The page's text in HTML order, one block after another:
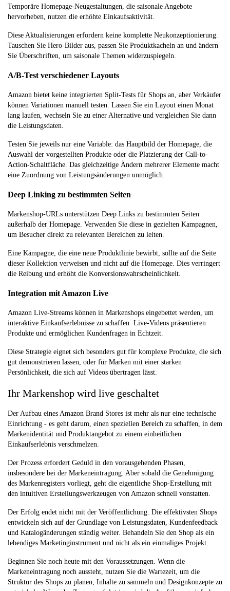
Temporäre Homepage-Neugestaltungen, die saisonale Angebote
hervorheben, nutzen die erhöhte Einkaufsaktivität.
Diese Aktualisierungen erfordern keine komplette Neukonzeptionierung.
Tauschen Sie Hero-Bilder aus, passen Sie Produktkacheln an und ändern
Sie Überschriften, um saisonale Themen widerzuspiegeln.
A/B-Test verschiedener Layouts
Amazon bietet keine integrierten Split-Tests für Shops an, aber Verkäufer
können Variationen manuell testen. Lassen Sie ein Layout einen Monat
lang laufen, wechseln Sie zu einer Alternative und vergleichen Sie dann
die Leistungsdaten.
Testen Sie jeweils nur eine Variable: das Hauptbild der Homepage, die
Auswahl der vorgestellten Produkte oder die Platzierung der Call-to-
Action-Schaltfläche. Das gleichzeitige Ändern mehrerer Elemente macht
eine Zuordnung von Leistungsänderungen unmöglich.
Deep Linking zu bestimmten Seiten
Markenshop-URLs unterstützen Deep Links zu bestimmten Seiten
außerhalb der Homepage. Verwenden Sie diese in gezielten Kampagnen,
um Besucher direkt zu relevanten Bereichen zu leiten.
Eine Kampagne, die eine neue Produktlinie bewirbt, sollte auf die Seite
dieser Kollektion verweisen und nicht auf die Homepage. Dies verringert
die Reibung und erhöht die Konversionswahrscheinlichkeit.
Integration mit Amazon Live
Amazon Live-Streams können in Markenshops eingebettet werden, um
interaktive Einkaufserlebnisse zu schaffen. Live-Videos präsentieren
Produkte und ermöglichen Kundenfragen in Echtzeit.
Diese Strategie eignet sich besonders gut für komplexe Produkte, die sich
gut demonstrieren lassen, oder für Marken mit einer starken
Persönlichkeit, die sich auf Videos übertragen lässt.
Ihr Markenshop wird live geschaltet
Der Aufbau eines Amazon Brand Stores ist mehr als nur eine technische
Einrichtung - es geht darum, einen speziellen Bereich zu schaffen, in dem
Markenidentität und Produktangebot zu einem einheitlichen
Einkaufserlebnis verschmelzen.
Der Prozess erfordert Geduld in den vorausgehenden Phasen,
insbesondere bei der Markeneintragung. Aber sobald die Genehmigung
des Markenregisters vorliegt, geht die eigentliche Shop-Erstellung mit
den intuitiven Erstellungswerkzeugen von Amazon schnell vonstatten.
Der Erfolg endet nicht mit der Veröffentlichung. Die effektivsten Shops
entwickeln sich auf der Grundlage von Leistungsdaten, Kundenfeedback
und Katalogänderungen ständig weiter. Behandeln Sie den Shop als ein
lebendiges Marketinginstrument und nicht als ein einmaliges Projekt.
Beginnen Sie noch heute mit den Voraussetzungen. Wenn die
Markeneintragung noch aussteht, nutzen Sie die Wartezeit, um die
Struktur des Shops zu planen, Inhalte zu sammeln und Designkonzepte zu